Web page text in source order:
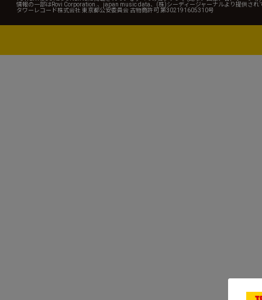
情報の一部はRovi Corporation.、japan music data、(株)シーディージャーナルより提供され
タワーレコード株式会社 東京都公安委員会 古物商許可 第302191605310号